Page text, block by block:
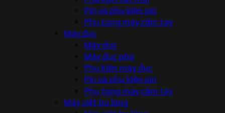
Pin và phụ kiện pin
Phụ tùng máy cầm tay
Máy đục
Máy đục
Máy đục phá
Phụ kiện máy đục
Pin và phụ kiện pin
Phụ tùng máy cầm tay
Máy siết bu lông